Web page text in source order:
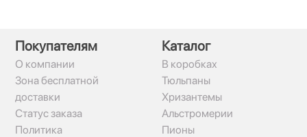
Покупателям
О компании
Зона бесплатной
доставки
Статус заказа
Политика
Каталог
В коробках
Тюльпаны
Хризантемы
Альстромерии
Пионы